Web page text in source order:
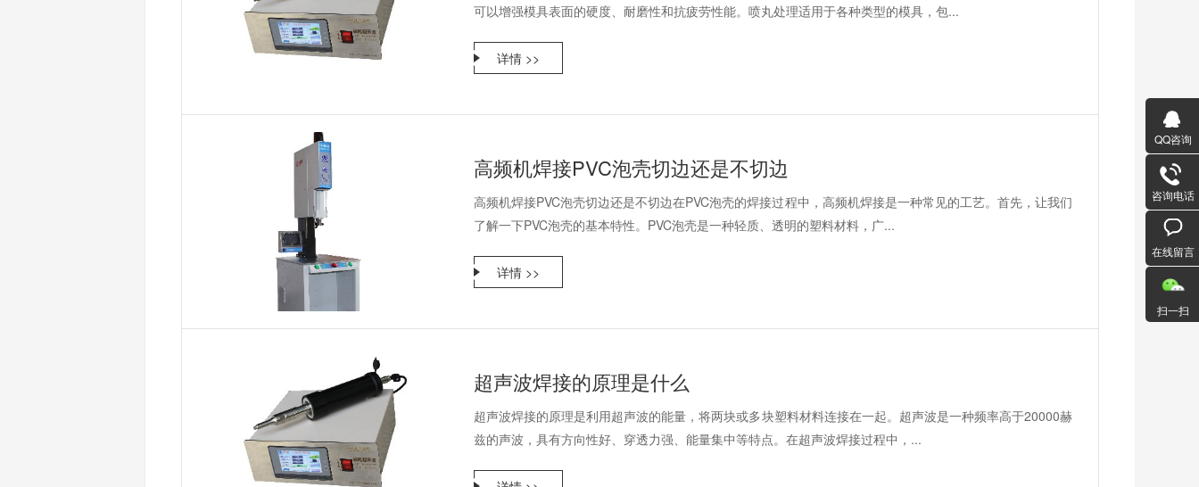
可以增强模具表面的硬度、耐磨性和抗疲劳性能。喷丸处理适用于各种类型的模具，包...
详情 >>
高频机焊接PVC泡壳切边还是不切边
高频机焊接PVC泡壳切边还是不切边在PVC泡壳的焊接过程中，高频机焊接是一种常见的工艺。首先，让我们
了解一下PVC泡壳的基本特性。PVC泡壳是一种轻质、透明的塑料材料，广...
详情 >>
超声波焊接的原理是什么
超声波焊接的原理是利用超声波的能量，将两块或多块塑料材料连接在一起。超声波是一种频率高于20000赫
兹的声波，具有方向性好、穿透力强、能量集中等特点。在超声波焊接过程中，...
QQ咨询
咨询电话
在线留言
扫一扫